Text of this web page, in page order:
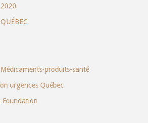
produits-santé
urgences Québec